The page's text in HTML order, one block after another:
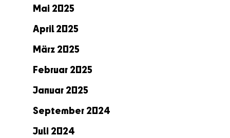
Mai 2025
April 2025
März 2025
Februar 2025
Januar 2025
September 2024
Juli 2024